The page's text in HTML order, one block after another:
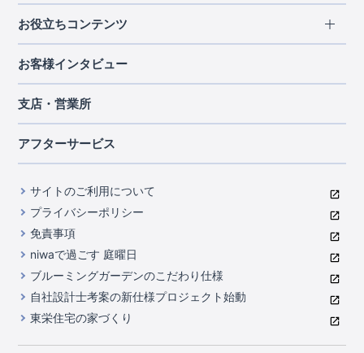
北海道
宮城県
千葉県
中部
山梨県
静岡県
滋賀県
京都府
中国・四国
岡山県
広島県
九州・沖縄
福岡県
熊本県
長期優良住宅
住宅性能評価書
ブルーミングガーデンは地震につよい<建物編>
室内空間を快適に保つ断熱性能
コストパフォーマンスに自信
充実のアフターサポート
第三者評価によるお墨付き
家づくりのプロにも選ばれるブルーミングガーデン
住んでみるとじわじわ伝わる暮らしやすさへのこだわり
自社一貫体制
お役立ちコンテンツ
ご契約までの道のり
現地見学ガイド
ご紹介制度のご案内
東栄INDEX（用語集）
お客様インタビュー
支店・営業所
アフターサービス
サイトのご利用について
プライバシーポリシー
免責事項
niwaで過ごす 庭曜日
ブルーミングガーデンのこだわり仕様
自社設計士考案の新仕様プロジェクト始動
東栄住宅の家づくり